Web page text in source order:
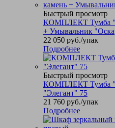
Быстрый просмотр
КОМПЛЕКТ Тумба
+ Умывальник
22 050 руб./упак
Подробнее
Быстрый просмотр
КОМПЛЕКТ Тумба
"Элегант" 75
21 760 руб./упак
Подробнее